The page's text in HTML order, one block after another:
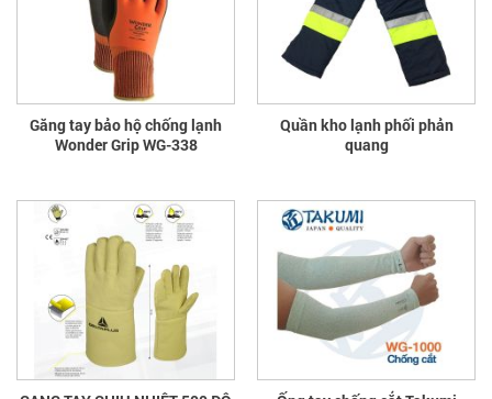
Găng tay bảo hộ chống lạnh
Wonder Grip WG-338
Quần kho lạnh phối phản
quang